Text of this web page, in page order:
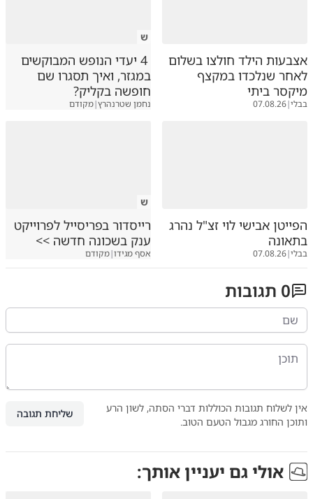
אצבעות הילד חולצו בשלום
לאחר שנלכדו במקצף
מיקסר ביתי
בבלי|
07.08.26
ש
4 יעדי הנופש המבוקשים
במגזר, ואיך תסגרו שם
חופשה בקליק?
נחמן שטרנהרץ|מקודם
הפייטן אבישי לוי זצ"ל נהרג
בתאונה
בבלי|
07.08.26
ש
רייסדור בפריסייל לפרוייקט
ענק בשכונה חדשה >>
אסף מגידו|מקודם
0 תגובות
אין לשלוח תגובות הכוללות דברי הסתה, לשון הרע
ותוכן החורג מגבול הטעם הטוב.
שליחת תגובה
אולי גם יעניין אותך: